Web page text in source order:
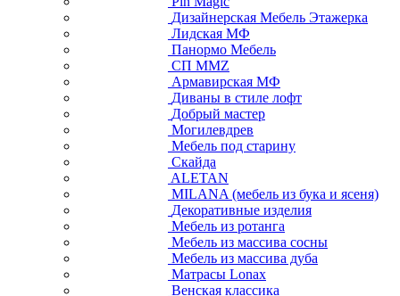
Дизайнерская Мебель Этажерка
Лидская МФ
Панормо Мебель
СП ММZ
Армавирская МФ
Диваны в стиле лофт
Добрый мастер
Могилевдрев
Мебель под старину
Скайда
ALETAN
MILANA (мебель из бука и ясеня)
Декоративные изделия
Мебель из ротанга
Мебель из массива сосны
Мебель из массива дуба
Матрасы Lonax
Венская классика